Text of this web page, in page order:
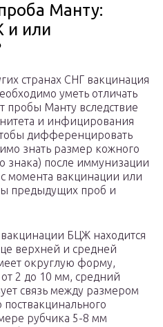
Манту:
и или
странах СНГ вакцинация
уметь отличать
пробы Манту вследствие
и инфицирования
дифференцировать
знать размер кожного
знака) после иммунизации
вакцинации или
предыдущих проб и
БЦЖ находится
верхней и средней
округлую форму,
2 до 10 мм, средний
связь между размером
рубчика 5-8 мм